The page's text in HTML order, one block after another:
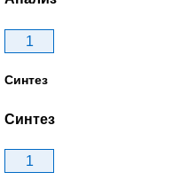
1
Синтез
Синтез
1